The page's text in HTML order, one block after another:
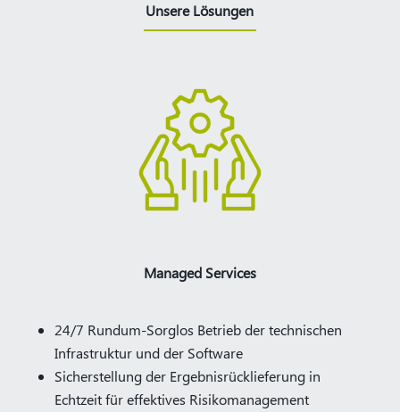
Unsere Lösungen
Managed Services
24/7 Rundum-Sorglos Betrieb der technischen
Infrastruktur und der Software
Sicherstellung der Ergebnisrücklieferung in
Echtzeit für effektives Risikomanagement​